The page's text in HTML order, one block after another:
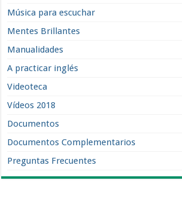
Música para escuchar
Mentes Brillantes
Manualidades
A practicar inglés
Videoteca
Vídeos 2018
Documentos
Documentos Complementarios
Preguntas Frecuentes